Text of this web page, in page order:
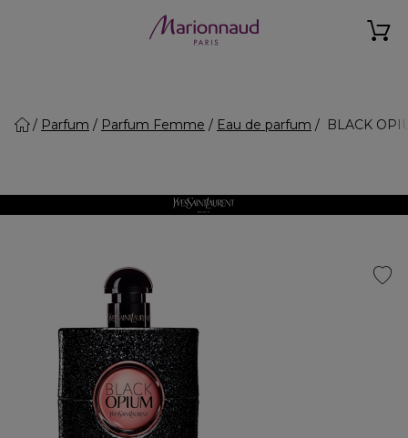
Parfum Parfum Femme Eau de parfum BLACK